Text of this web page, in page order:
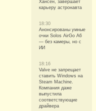
Хансен, завершает
карьеру астронавта
18:30
Анонсированы умные
очки Solos AirGo A6
— без камеры, но с
ИИ
18:16
Valve не запрещает
ставить Windows на
Steam Machine.
Компания даже
выпустила
соответствующие
драйвера